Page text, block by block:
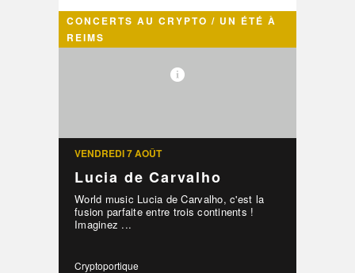
CONCERTS AU CRYPTO / UN ÉTÉ À
REIMS
VENDREDI 7 AOÛT
Lucia de Carvalho
World music Lucia de Carvalho, c'est la
fusion parfaite entre trois continents !
Imaginez ...
Cryptoportique